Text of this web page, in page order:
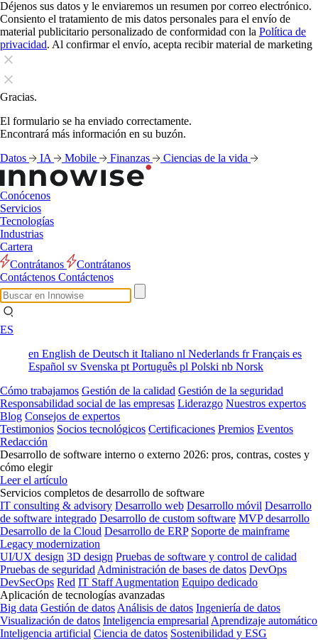
Déjenos sus datos y le enviaremos un resumen por correo electrónico.
Consiento el tratamiento de mis datos personales para el envío de
material publicitario personalizado de conformidad con la Política de
privacidad. Al confirmar el envío, acepta recibir material de marketing
Gracias.
El formulario se ha enviado correctamente.
Encontrará más información en su buzón.
Datos
IA Mobile Finanzas Ciencias de la vida
Conócenos
Servicios
Tecnologías
Industrias
Cartera
Contrátanos
Contrátanos
Contáctenos Contáctenos
ES
en English de Deutsch it Italiano nl Nederlands frFrançais es
Español sv Svenska pt Português pl Polski nb Norsk
Cómo trabajamos Gestión de la calidad Gestión de la seguridad
Responsabilidad social de las empresas Liderazgo Nuestros expertos
Blog Consejos de expertos
Testimonios Socios tecnológicos Certificaciones Premios Eventos
Redacción
Desarrollo de software interno o externo 2026: pros, contras, costes y
cómo elegir
Leer el artículo
Servicios completos de desarrollo de software
IT consulting & advisory Desarrollo web Desarrollo móvil Desarrollo
de software integrado Desarrollo de custom software MVP desarrollo
Desarrollo de la Cloud Desarrollo de ERP Soporte de mainframe
Legacy modernization
UI/UX design 3D design Pruebas de software y control de calidad
Pruebas de seguridad Administración de bases de datos DevOps
DevSecOps Red IT Staff Augmentation Equipo dedicado
Aplicación de tecnologías avanzadas
Big data Gestión de datos Análisis de datos Ingeniería de datos
Visualización de datos Inteligencia empresarial Aprendizaje automático
Inteligencia artificial Ciencia de datos Sostenibilidad y ESG